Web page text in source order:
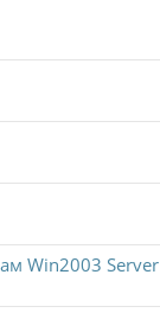
Win2003 Server